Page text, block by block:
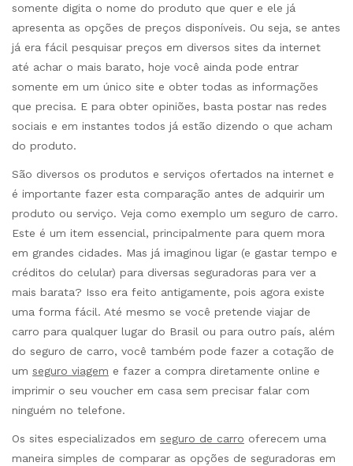
somente digita o nome do produto que quer e ele já
apresenta as opções de preços disponíveis. Ou seja, se antes
já era fácil pesquisar preços em diversos sites da internet
até achar o mais barato, hoje você ainda pode entrar
somente em um único site e obter todas as informações
que precisa. E para obter opiniões, basta postar nas redes
sociais e em instantes todos já estão dizendo o que acham
do produto.
São diversos os produtos e serviços ofertados na internet e
é importante fazer esta comparação antes de adquirir um
produto ou serviço. Veja como exemplo um seguro de carro.
Este é um item essencial, principalmente para quem mora
em grandes cidades. Mas já imaginou ligar (e gastar tempo e
créditos do celular) para diversas seguradoras para ver a
mais barata? Isso era feito antigamente, pois agora existe
uma forma fácil. Até mesmo se você pretende viajar de
carro para qualquer lugar do Brasil ou para outro país, além
do seguro de carro, você também pode fazer a cotação de
um seguro viagem e fazer a compra diretamente online e
imprimir o seu voucher em casa sem precisar falar com
ninguém no telefone.
Os sites especializados em seguro de carro oferecem uma
maneira simples de comparar as opções de seguradoras em